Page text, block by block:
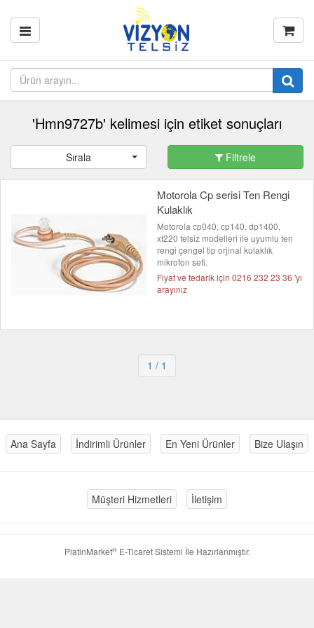
'Hmn9727b' kelimesi için etiket sonuçları
Sırala Filtrele
Motorola Cp serisi Ten Rengi
Kulaklık
Motorola cp040, cp140, dp1400,
xt220 telsiz modelleri ile uyumlu ten
rengi çengel tip orjinal kulaklık
mikrofon seti.
Fiyat ve tedarik için 0216 232 23 36 'yı
arayınız
1 / 1
Ana Sayfa İndirimli Ürünler En Yeni Ürünler Bize Ulaşın
Müşteri Hizmetleri İletişim
PlatinMarket®E-Ticaret Sistemi İle Hazırlanmıştır.